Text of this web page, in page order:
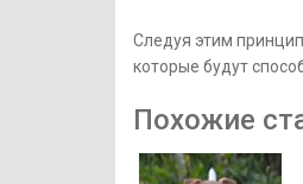
Следуя этим
которые будут
Похожие